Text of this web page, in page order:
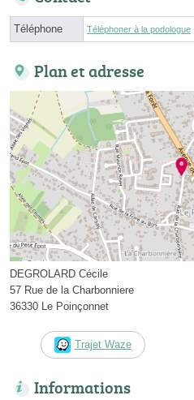
Téléphone Téléphoner à la podologue
Plan et adresse
DEGROLARD Cécile
57 Rue de la Charbonniere
36330 Le Poinçonnet
Trajet Waze
Informations